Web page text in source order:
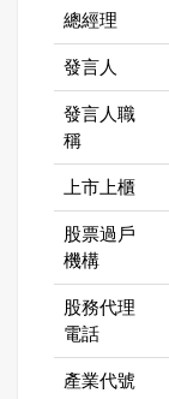
總經理
發言人
發言人職
稱
上市上櫃
股票過戶
機構
股務代理
電話
產業代號